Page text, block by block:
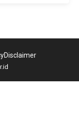
Disclaimer